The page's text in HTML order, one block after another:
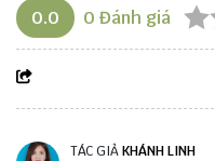
0.0 0 Đánh giá
TÁC GIẢKHÁNH LINH